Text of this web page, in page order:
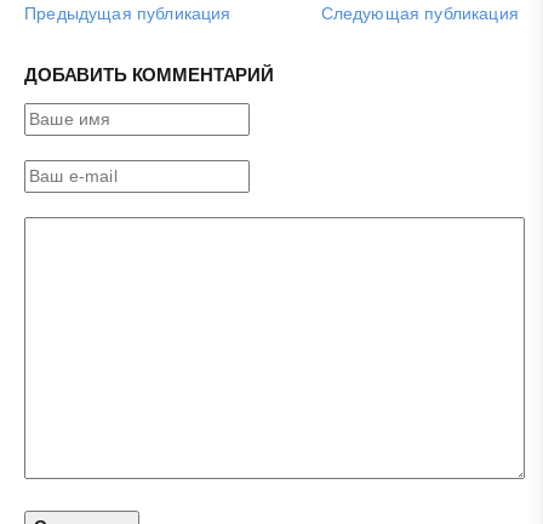
Предыдущая публикация Следующая публикация
ДОБАВИТЬ КОММЕНТАРИЙ